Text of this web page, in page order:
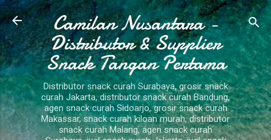
Langsung ke konten utama
Camilan Nusantara -
Distributor & Supplier
Snack Tangan Pertama
Distributor snack curah Surabaya, grosir snack
curah Jakarta, distributor snack curah Bandung,
agen snack curah Sidoarjo, grosir snack curah
Makassar, snack curah kiloan murah, distributor
snack curah Malang, agen snack curah